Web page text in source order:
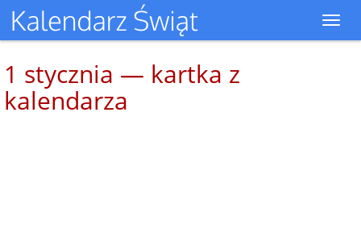
1 stycznia — kartka z
kalendarza